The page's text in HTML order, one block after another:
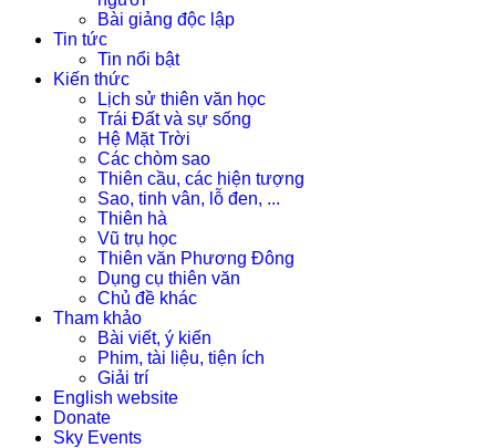
Bài giảng độc lập
Tin tức
Tin nổi bật
Kiến thức
Lịch sử thiên văn học
Trái Đất và sự sống
Hệ Mặt Trời
Các chòm sao
Thiên cầu, các hiện tượng
Sao, tinh vân, lỗ đen, ...
Thiên hà
Vũ trụ học
Thiên văn Phương Đông
Dụng cụ thiên văn
Chủ đề khác
Tham khảo
Bài viết, ý kiến
Phim, tài liệu, tiện ích
Giải trí
English website
Donate
Sky Events